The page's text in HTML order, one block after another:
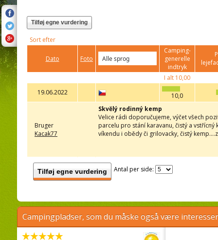
Tilføj egne vurdering
Sort efter
Dato Foto
Camping-
generelle
indtryk
I alt 10,00
19.06.2022
10,0
Bruger
Kacak77
Skvělý rodinný kemp
Velice rádi doporučujeme, výčet všech
parcelu pro stání karavanu, čistý a
víkendu i obědy či grilovacky, čistý
Tilføj egne vurdering Antal per side:
Campingpladser, som du måske også være